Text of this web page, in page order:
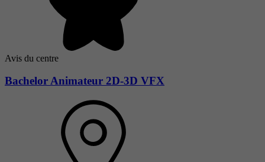
Avis du centre
Bachelor Animateur 2D-3D VFX